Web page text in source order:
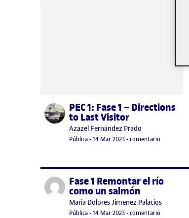
Publicado porPEC 1: Fase 1 – Directions
to Last Visitor
Publicado por
Azazel Fernández Prado
Visibilidad:
Pública-Fecha de publicación
14 Mar 20232 marzo, 2024 6:02 pm
-comentario
Publicado porFase 1 Remontar el río
como un salmón
Publicado por
Maria Dolores Jimenez Palacios
Visibilidad:
Pública-Fecha de publicación
14 Mar 2023-comentario